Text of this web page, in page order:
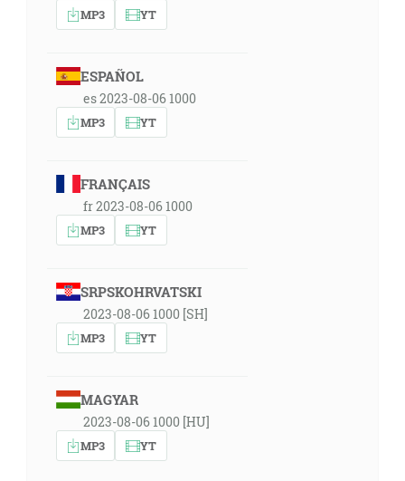
MP3 YT
ESPAÑOL
es 2023-08-06 1000
MP3 YT
FRANÇAIS
fr 2023-08-06 1000
MP3 YT
SRPSKOHRVATSKI
2023-08-06 1000 [SH]
MP3 YT
MAGYAR
2023-08-06 1000 [HU]
MP3 YT